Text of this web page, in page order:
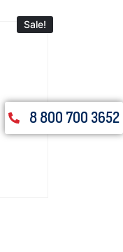
8 800 700 3652
Sale!